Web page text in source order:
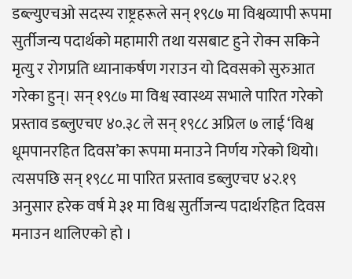
डब्ल्युएचओ सदस्य राष्ट्रहरूले सन् १९८७ मा विश्वव्यापी रूपमा
सुर्तीजन्य पदार्थको महामारी तथा यसबाट हुने रोक्न सकिने
मृत्यु र रोगप्रति ध्यानाकर्षण गराउन यो दिवसको सुरुआत
गरेका हुन्। सन् १९८७ मा विश्व स्वास्थ्य सभाले पारित गरेको
प्रस्ताव डब्लुएचए ४०.३८ ले सन् १९८८ अप्रिल ७ लाई ‘विश्व
धूमपानरहित दिवस’का रूपमा मनाउने निर्णय गरेको थियो।
त्यसपछि सन् १९८८ मा पारित प्रस्ताव डब्लुएचए ४२.१९
अनुसार हरेक वर्ष मे ३१ मा विश्व सुर्तीजन्य पदार्थरहित दिवस
मनाउन थालिएको हो ।